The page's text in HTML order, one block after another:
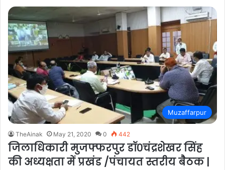
Muzaffarpur
TheAinak May 21, 2020 0 442
जिलाधिकारी मुजफ्फरपुर डॉ०चंद्रशेखर सिंह
की अध्यक्षता में प्रखंड /पंचायत स्तरीय बैठक |